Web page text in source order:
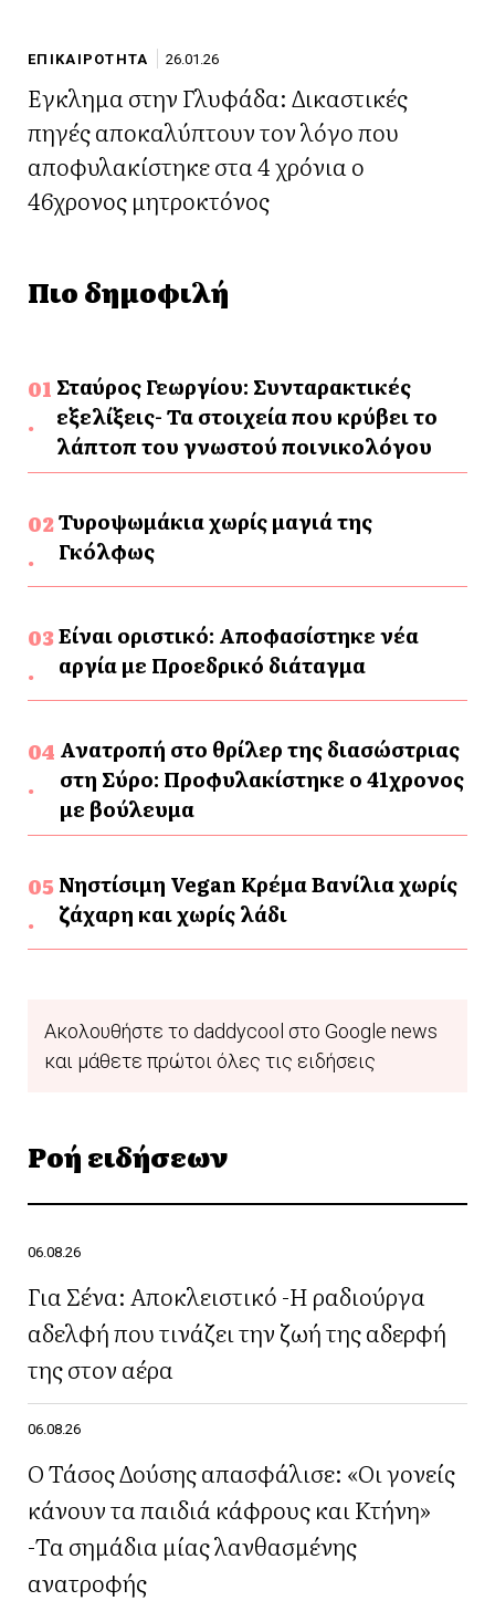
ΕΠΙΚΑΙΡΟΤΗΤΑ 26.01.26
Έγκλημα στην Γλυφάδα: Δικαστικές
πηγές αποκαλύπτουν τον λόγο που
αποφυλακίστηκε στα 4 χρόνια ο
46χρονος μητροκτόνος
Πιο δημοφιλή
Σταύρος Γεωργίου: Συνταρακτικές
εξελίξεις- Τα στοιχεία που κρύβει το
λάπτοπ του γνωστού ποινικολόγου
Τυροψωμάκια χωρίς μαγιά της
Γκόλφως
Είναι οριστικό: Αποφασίστηκε νέα
αργία με Προεδρικό διάταγμα
Ανατροπή στο θρίλερ της διασώστριας
στη Σύρο: Προφυλακίστηκε ο 41χρονος
με βούλευμα
Νηστίσιμη Vegan Κρέμα Βανίλια χωρίς
ζάχαρη και χωρίς λάδι
Ακολουθήστε το daddycool στο Google news
και μάθετε πρώτοι όλες τις ειδήσεις
Ροή ειδήσεων
06.08.26
Για Σένα: Αποκλειστικό -Η ραδιούργα
αδελφή που τινάζει την ζωή της αδερφή
της στον αέρα
06.08.26
Ο Τάσος Δούσης απασφάλισε: «Οι γονείς
κάνουν τα παιδιά κάφρους και Κτήνη»
-Τα σημάδια μίας λανθασμένης
ανατροφής